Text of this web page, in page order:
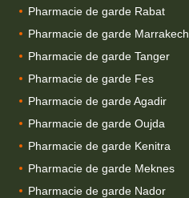
Pharmacie de garde Rabat
Pharmacie de garde Marrakech
Pharmacie de garde Tanger
Pharmacie de garde Fes
Pharmacie de garde Agadir
Pharmacie de garde Oujda
Pharmacie de garde Kenitra
Pharmacie de garde Meknes
Pharmacie de garde Nador